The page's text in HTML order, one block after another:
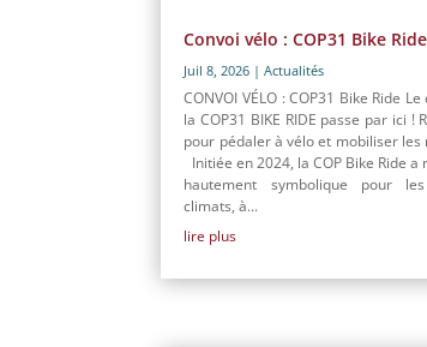
Convoi vélo : COP31 Bike Ride
Juil 8, 2026 |Actualités
CONVOI VÉLO : COP31 Bike Ride
la COP31 BIKE RIDE passe par ici !
pour pédaler à vélo et mobiliser les
Initiée en 2024, la COP Bike Ride a
hautement symbolique pour
climats, à...
lire plus